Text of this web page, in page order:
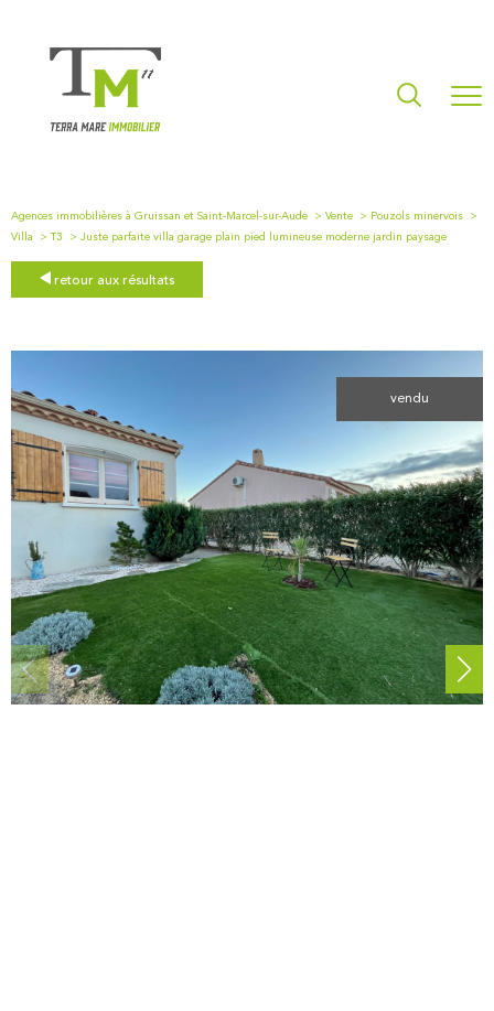
Agences immobilières à Gruissan et Saint-Marcel-sur-Aude Vente
Pouzols minervois
Villa
T3 Juste parfaite villa garage plain pied lumineuse moderne jardin paysage
retour aux résultats
vendu